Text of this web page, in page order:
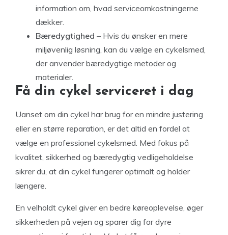
information om, hvad serviceomkostningerne
dækker.
Bæredygtighed – Hvis du ønsker en mere
miljøvenlig løsning, kan du vælge en cykelsmed,
der anvender bæredygtige metoder og
materialer.
Få din cykel serviceret i dag
Uanset om din cykel har brug for en mindre justering
eller en større reparation, er det altid en fordel at
vælge en professionel cykelsmed. Med fokus på
kvalitet, sikkerhed og bæredygtig vedligeholdelse
sikrer du, at din cykel fungerer optimalt og holder
længere.
En velholdt cykel giver en bedre køreoplevelse, øger
sikkerheden på vejen og sparer dig for dyre